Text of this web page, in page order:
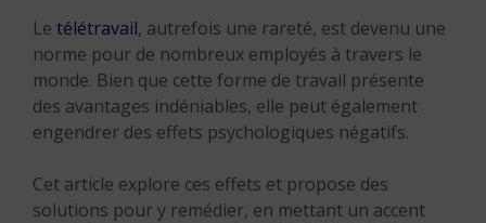
Le télétravail, autrefois une rareté, est devenu une
norme pour de nombreux employés à travers le
monde. Bien que cette forme de travail présente
des avantages indéniables, elle peut également
engendrer des effets psychologiques négatifs.
Cet article explore ces effets et propose des
solutions pour y remédier, en mettant un accent